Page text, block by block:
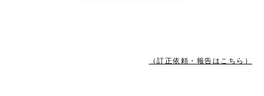
（訂正依頼・報告はこちら）